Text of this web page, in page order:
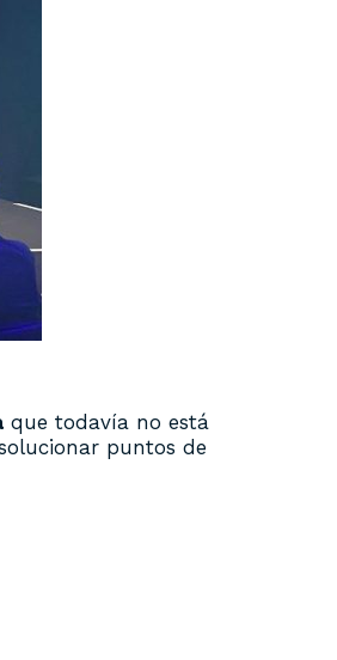
que todavía no está
puntos de